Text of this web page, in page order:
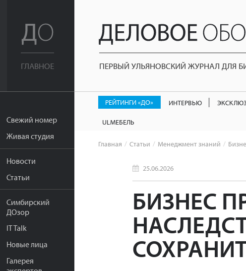
ГЛАВНОЕ
Свежий номер
Живая студия
Новости
Статьи
Симбирский
ДОзор
IT Talk
Новые лица
Галерея
ПЕРВЫЙ УЛЬЯНОВСКИЙ ЖУРНАЛ ДЛЯ
РЕЙТИНГИ «ДО» ИНТЕРВЬЮ
ULМЕБЕЛЬ
Главная Статьи Менеджмент знаний
25.06.2026
БИЗНЕС